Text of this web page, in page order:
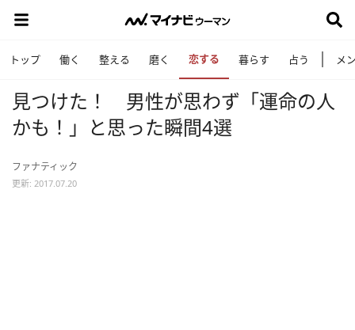
トップ 働く 整える 磨く 恋する 暮らす 占う メ
見つけた！ 男性が思わず「運命の人
かも！」と思った瞬間4選
ファナティック
更新: 2017.07.20